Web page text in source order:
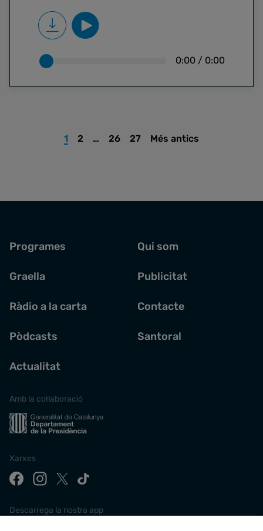
0:00 / 0:00
1 2 … 26 27 Més antics
Programes
Graella
Ràdio a la carta
Pòdcasts
Actualitat
Qui som
Publicitat
Contacte
Santoral
Amb la col·laboració
Xarxes
Descarrega la nostra app